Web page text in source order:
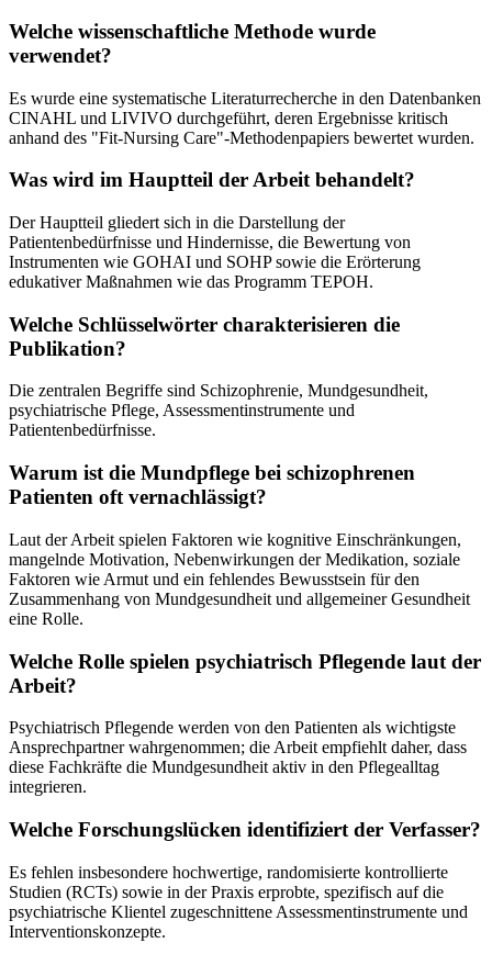
Welche wissenschaftliche Methode wurde
verwendet?
Es wurde eine systematische Literaturrecherche in den Datenbanken
CINAHL und LIVIVO durchgeführt, deren Ergebnisse kritisch
anhand des "Fit-Nursing Care"-Methodenpapiers bewertet wurden.
Was wird im Hauptteil der Arbeit behandelt?
Der Hauptteil gliedert sich in die Darstellung der
Patientenbedürfnisse und Hindernisse, die Bewertung von
Instrumenten wie GOHAI und SOHP sowie die Erörterung
edukativer Maßnahmen wie das Programm TEPOH.
Welche Schlüsselwörter charakterisieren die
Publikation?
Die zentralen Begriffe sind Schizophrenie, Mundgesundheit,
psychiatrische Pflege, Assessmentinstrumente und
Patientenbedürfnisse.
Warum ist die Mundpflege bei schizophrenen
Patienten oft vernachlässigt?
Laut der Arbeit spielen Faktoren wie kognitive Einschränkungen,
mangelnde Motivation, Nebenwirkungen der Medikation, soziale
Faktoren wie Armut und ein fehlendes Bewusstsein für den
Zusammenhang von Mundgesundheit und allgemeiner Gesundheit
eine Rolle.
Welche Rolle spielen psychiatrisch Pflegende laut der
Arbeit?
Psychiatrisch Pflegende werden von den Patienten als wichtigste
Ansprechpartner wahrgenommen; die Arbeit empfiehlt daher, dass
diese Fachkräfte die Mundgesundheit aktiv in den Pflegealltag
integrieren.
Welche Forschungslücken identifiziert der Verfasser?
Es fehlen insbesondere hochwertige, randomisierte kontrollierte
Studien (RCTs) sowie in der Praxis erprobte, spezifisch auf die
psychiatrische Klientel zugeschnittene Assessmentinstrumente und
Interventionskonzepte.